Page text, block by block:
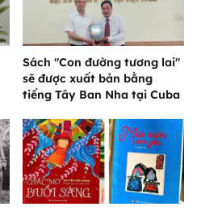
Sách "Con đường tương lai"
sẽ được xuất bản bằng
tiếng Tây Ban Nha tại Cuba